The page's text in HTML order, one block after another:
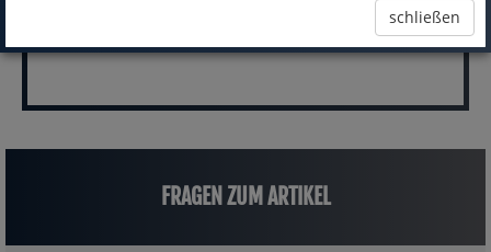
schließen
FRAGEN ZUM ARTIKEL